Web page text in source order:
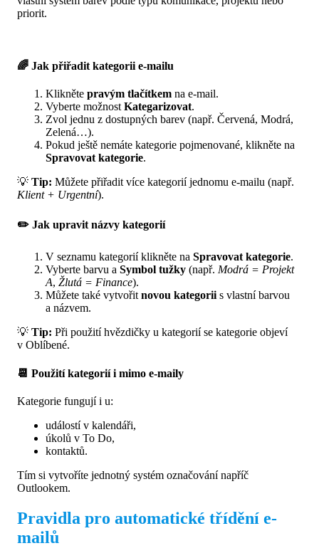
priorit.
🌈 Jak přiřadit kategorii e-mailu
Klikněte pravým tlačítkem na e-mail.
Vyberte možnost Kategarizovat.
Zvol jednu z dostupných barev (např. Červená, Modrá,
Zelená…).
Pokud ještě nemáte kategorie pojmenované, klikněte na
Spravovat kategorie.
💡 Tip: Můžete přiřadit více kategorií jednomu e-mailu (např.
Klient + Urgentní).
✏️ Jak upravit názvy kategorií
V seznamu kategorií klikněte na Spravovat kategorie.
Vyberte barvu a Symbol tužky (např. Modrá = Projekt
A, Žlutá = Finance).
Můžete také vytvořit novou kategorii s vlastní barvou
a názvem.
💡 Tip: Při použití hvězdičky u kategorií se kategorie objeví
v Oblíbené.
📆 Použití kategorií i mimo e-maily
Kategorie fungují i u:
událostí v kalendáři,
úkolů v To Do,
kontaktů.
Tím si vytvoříte jednotný systém označování napříč
Outlookem.
Pravidla pro automatické třídění e-
mailů